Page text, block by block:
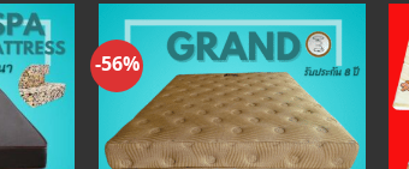
Add to
Wishlist
-56%
Add to
Wishlist